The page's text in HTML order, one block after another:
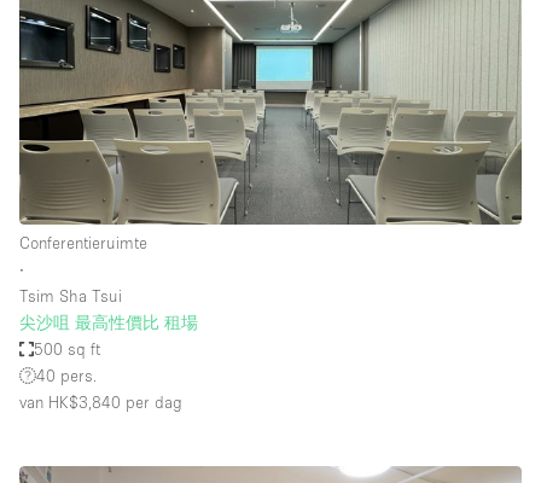
Conferentieruimte
∙
Tsim Sha Tsui
尖沙咀 最高性價比 租場
500 sq ft
40 pers.
van HK$3,840 per dag